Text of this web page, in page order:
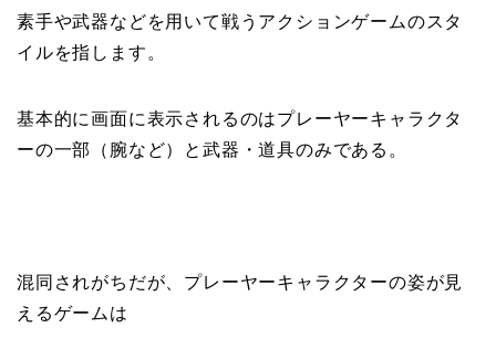
素手や武器などを用いて戦う アクションゲームのスタ
イルを指します。
基本的に画面に表示されるのはプレーヤーキャラクタ
ーの一部（腕など）と武器・道具のみである。
混同されがちだが、プレーヤーキャラクターの姿が見
えるゲームは